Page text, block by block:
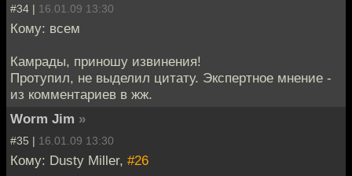
#34 | 16.01.09 13:30
Кому: всем
Камрады, приношу извинения!
Протупил, не выделил цитату. Экспертное мнение -
из комментариев в жж.
Worm Jim »
#35 | 16.01.09 13:30
Кому: Dusty Miller, #26